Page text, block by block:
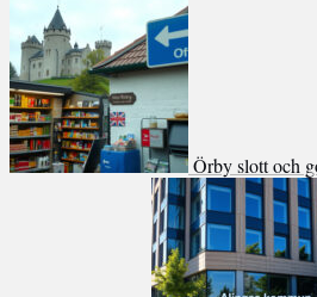
Örby slott och